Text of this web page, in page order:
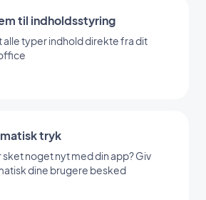
til indholdsstyring
alle typer indhold direkte fra dit
tryk
sket noget nyt med din app? Giv
dine brugere besked